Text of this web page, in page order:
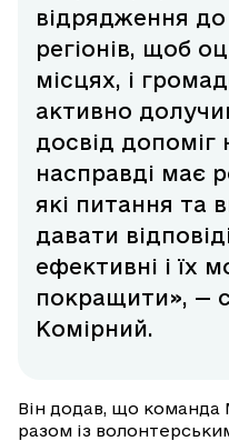
відрядження
регіонів, щоб
місцях, і
активно
досвід допоміг
насправді має
які питання та
давати
ефективні і їх
покращити», —
Комірний.
Він додав, що команда
разом із